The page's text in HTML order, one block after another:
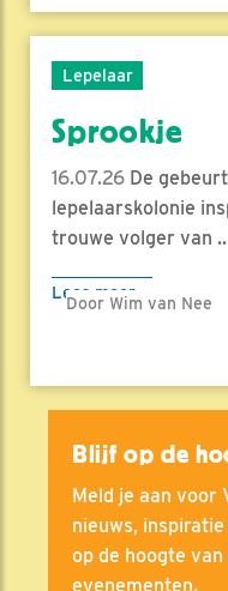
Lepelaar
Sprookje
16.07.26 De
lepelaarskolonie
trouwe volger van ..
Lees meer
Door Wim van Nee
Blijf op de
Meld je aan voor
nieuws,
op de hoogte
evenementen.